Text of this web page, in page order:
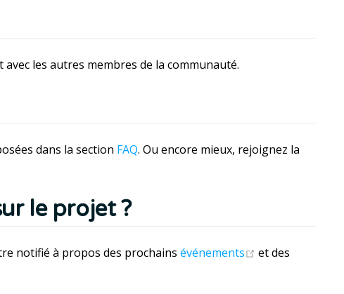
les autres membres de la communauté.
dans la section FAQ. Ou encore mieux, rejoignez la
le projet ?
notifié à propos des prochains événements (opens new
et des